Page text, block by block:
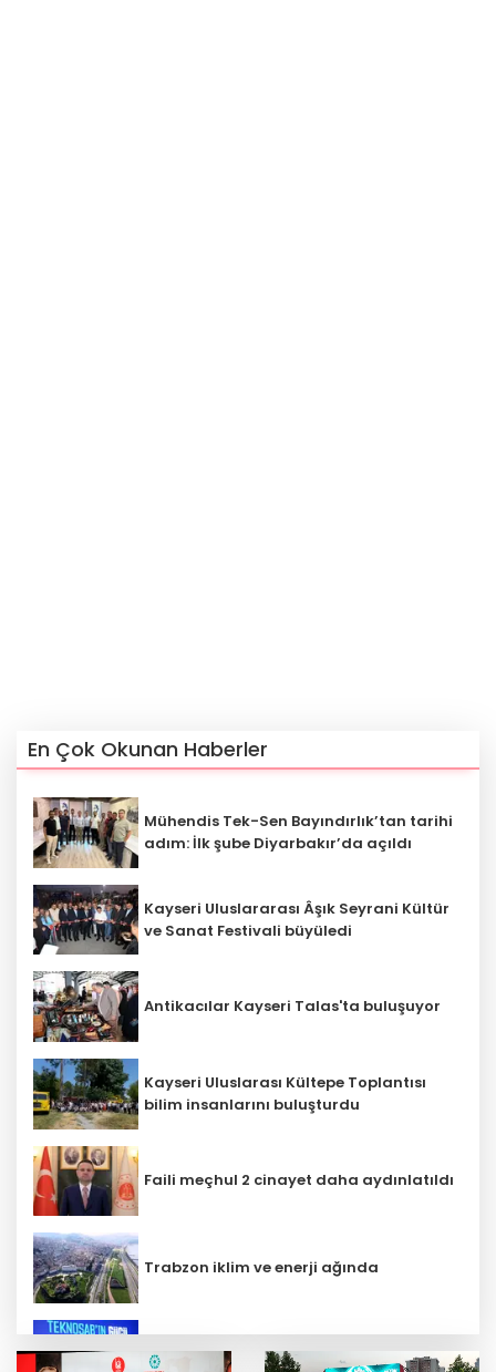
En Çok Okunan Haberler
Mühendis Tek-Sen Bayındırlık’tan tarihi
adım: İlk şube Diyarbakır’da açıldı
Kayseri Uluslararası Âşık Seyrani Kültür
ve Sanat Festivali büyüledi
Antikacılar Kayseri Talas'ta buluşuyor
Kayseri Uluslarası Kültepe Toplantısı
bilim insanlarını buluşturdu
Faili meçhul 2 cinayet daha aydınlatıldı
Trabzon iklim ve enerji ağında
önde! Dev lansmanda neler oldu?